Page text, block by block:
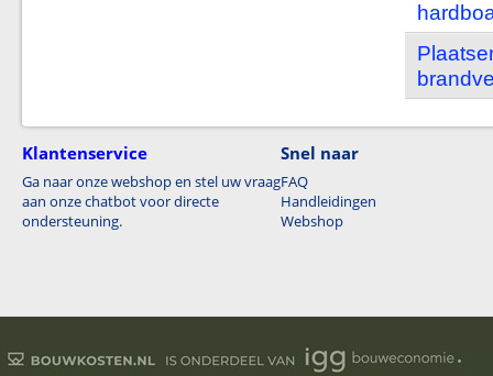
Klantenservice
Ga naar onze webshop en stel uw vraag
aan onze chatbot voor directe
ondersteuning.
Snel naar
FAQ
Handleidingen
Webshop